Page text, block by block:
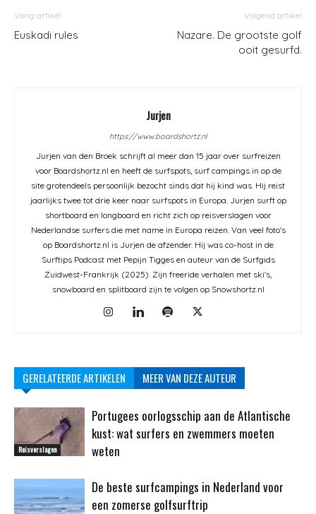
Vorig artikel
Euskadi rules
Volgend artikel
Nazare. De grootste golf
ooit gesurfd.
Jurjen
https://www.boardshortz.nl
Jurjen van den Broek schrijft al meer dan 15 jaar over surfreizen
voor Boardshortz.nl en heeft de surfspots, surf campings in op de
site grotendeels persoonlijk bezocht sinds dat hij kind was. Hij reist
jaarlijks twee tot drie keer naar surfspots in Europa. Jurjen surft op
shortboard en longboard en richt zich op reisverslagen voor
Nederlandse surfers die met name in Europa reizen. Van veel foto's
op Boardshortz.nl is Jurjen de afzender. Hij was co-host in de
Surftips Podcast met Pepijn Tigges en auteur van de Surfgids
Zuidwest-Frankrijk (2025). Zijn freeride verhalen met ski's,
snowboard en splitboard zijn te volgen op Snowshortz.nl
GERELATEERDE ARTIKELEN MEER VAN DEZE AUTEUR
Reisverslagen
Portugees oorlogsschip aan de Atlantische
kust: wat surfers en zwemmers moeten
weten
De beste surfcampings in Nederland voor
een zomerse golfsurftrip